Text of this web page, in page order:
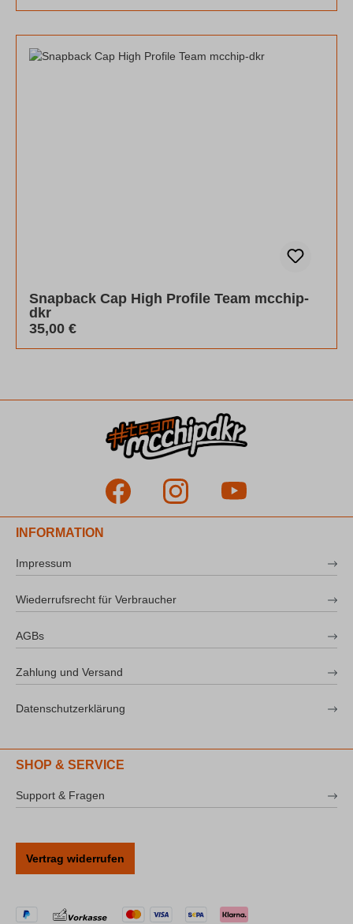
Snapback Cap High Profile Team mcchip-
dkr
Regulärer Preis:
35,00 €
INFORMATION
Impressum
Wiederrufsrecht für Verbraucher
AGBs
Zahlung und Versand
Datenschutzerklärung
SHOP & SERVICE
Support & Fragen
Vertrag widerrufen